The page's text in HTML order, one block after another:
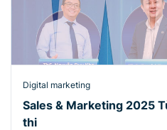
Digital marketing
Sales & Marketing 2025
thi